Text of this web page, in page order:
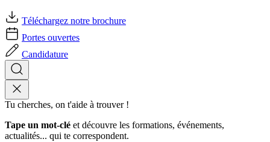
Téléchargez notre brochure
Portes ouvertes
Candidature
Tu cherches, on t'aide à trouver !
Tape un mot-clé et découvre les formations, événements,
actualités... qui te correspondent.